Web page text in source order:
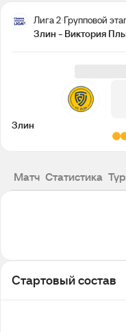
Лига 2 Групповой
Злин - Виктория
Злин
Матч Статистика
Стартовый состав